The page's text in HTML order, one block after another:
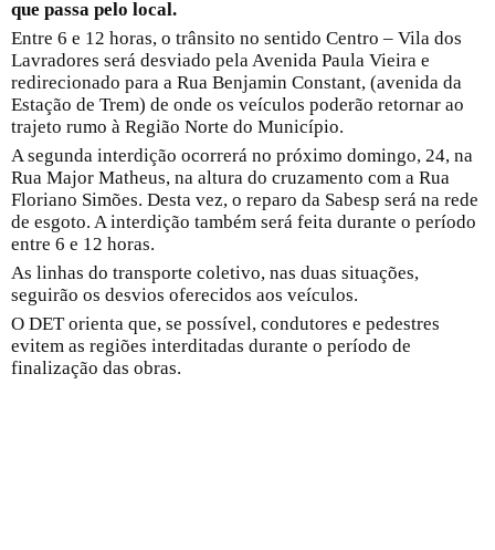
que passa pelo local.
Entre 6 e 12 horas, o trânsito no sentido Centro – Vila dos
Lavradores será desviado pela Avenida Paula Vieira e
redirecionado para a Rua Benjamin Constant, (avenida da
Estação de Trem) de onde os veículos poderão retornar ao
trajeto rumo à Região Norte do Município.
A segunda interdição ocorrerá no próximo domingo, 24, na
Rua Major Matheus, na altura do cruzamento com a Rua
Floriano Simões. Desta vez, o reparo da Sabesp será na rede
de esgoto. A interdição também será feita durante o período
entre 6 e 12 horas.
As linhas do transporte coletivo, nas duas situações,
seguirão os desvios oferecidos aos veículos.
O DET orienta que, se possível, condutores e pedestres
evitem as regiões interditadas durante o período de
finalização das obras.